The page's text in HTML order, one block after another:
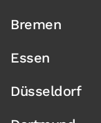
Bremen
Essen
Düsseldorf